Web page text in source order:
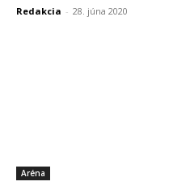
Redakcia - 28. júna 2020
Aréna